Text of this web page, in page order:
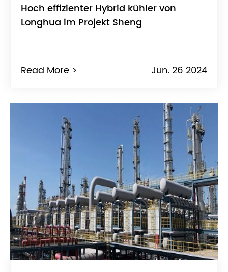
Hoch effizienter Hybrid kühler von
Longhua im Projekt Sheng
Read More > Jun. 26 2024